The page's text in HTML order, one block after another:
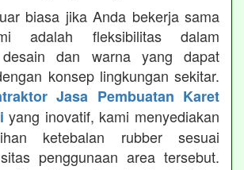
biasa jika Anda bekerja sama
adalah fleksibilitas dalam
desain dan warna yang dapat
konsep lingkungan sekitar.
Jasa Pembuatan Karet
yang inovatif, kami menyediakan
ketebalan rubber sesuai
penggunaan area tersebut.